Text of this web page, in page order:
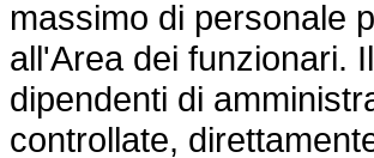
massimo di personale
all'Area dei funzionari.
dipendenti di
controllate,